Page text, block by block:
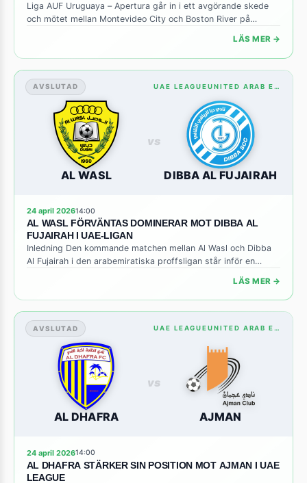
Liga AUF Uruguaya – Apertura går in i ett avgörande skede
och mötet mellan Montevideo City och Boston River på
hemmaplan kan bli en riktig riktmärke för båda lagen. Med
poängskillnaden i tabellen tät, är varje poäng avgörande för
att säkra en plats i slutspel eller undvika ett nedflyttningshot.
Montevideo City, som har visat stabilitet […]
LÄS MER →
AVSLUTAD UAE LEAGUEUNITED ARAB EMIRATES: STANDINGS
AL WASL
vs
DIBBA AL FUJAIRAH
24 april 202614:00
AL WASL FÖRVÄNTAS DOMINERAR MOT DIBBA AL
FUJAIRAH I UAE-LIGAN
Inledning Den kommande matchen mellan Al Wasl och Dibba
Al Fujairah i den arabemiratiska proffsligan står inför en
intressant kontrast mellan ett etablerat topplag och ett lag
som kämpar för att etablera sig i den övre halvan av tabellen.
Al Wasl, med sina starka traditioner och en trupp som
kombinerar erfarenhet med ungdomlig entusiasm, kommer
[…]
LÄS MER →
AVSLUTAD UAE LEAGUEUNITED ARAB EMIRATES: STANDINGS
AL DHAFRA
vs
AJMAN
24 april 202614:00
AL DHAFRA STÄRKER SIN POSITION MOT AJMAN I UAE
LEAGUE